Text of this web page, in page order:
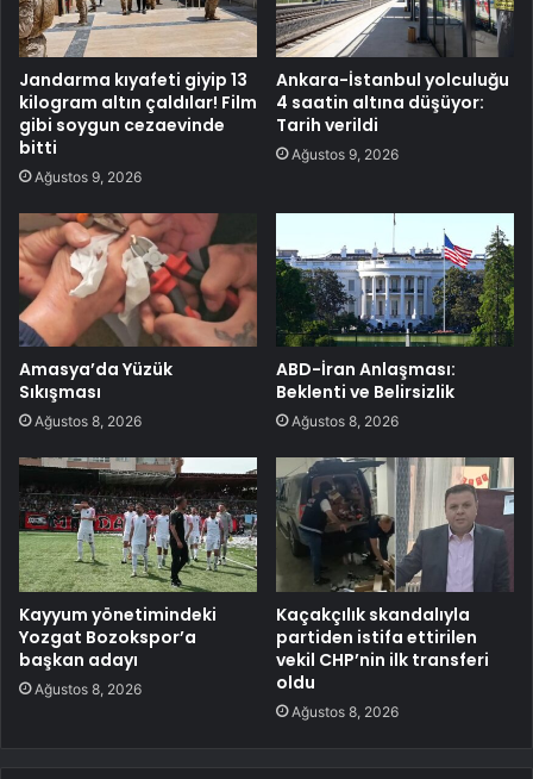
Jandarma kıyafeti giyip 13
kilogram altın çaldılar! Film
gibi soygun cezaevinde
bitti
Ağustos 9, 2026
Ankara-İstanbul yolculuğu
4 saatin altına düşüyor:
Tarih verildi
Ağustos 9, 2026
Amasya’da Yüzük
Sıkışması
Ağustos 8, 2026
ABD-İran Anlaşması:
Beklenti ve Belirsizlik
Ağustos 8, 2026
Kayyum yönetimindeki
Yozgat Bozokspor’a
başkan adayı
Ağustos 8, 2026
Kaçakçılık skandalıyla
partiden istifa ettirilen
vekil CHP’nin ilk transferi
oldu
Ağustos 8, 2026